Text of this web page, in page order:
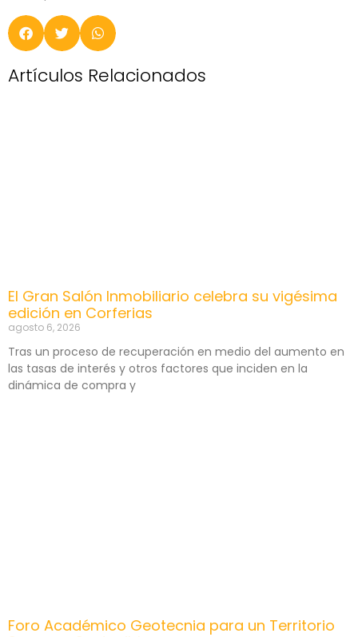
Artículos Relacionados
El Gran Salón Inmobiliario celebra su vigésima
edición en Corferias
agosto 6, 2026
Tras un proceso de recuperación en medio del aumento en
las tasas de interés y otros factores que inciden en la
dinámica de compra y
Foro Académico Geotecnia para un Territorio